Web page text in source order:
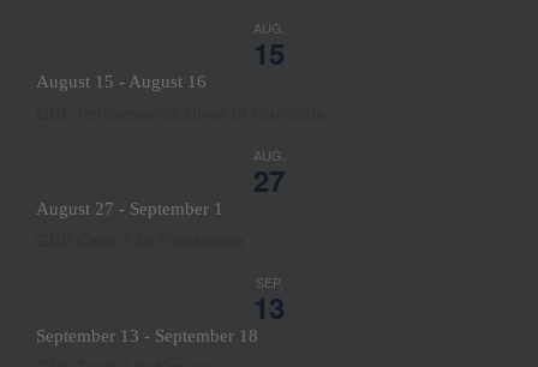
AUG.
15
August 15 - August 16
AUG.
27
August 27 - September 1
SEP.
13
September 13 - September 18